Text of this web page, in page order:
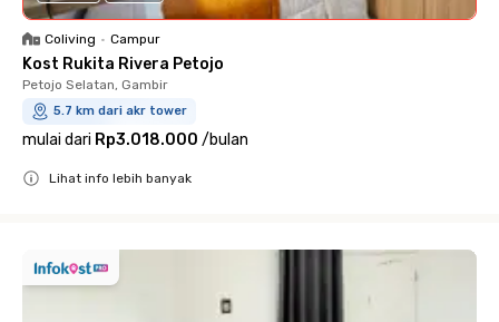
Coliving • Campur
Kost Rukita Rivera Petojo
Petojo Selatan, Gambir
5.7 km dari akr tower
mulai dari Rp3.018.000 /bulan
Lihat info lebih banyak